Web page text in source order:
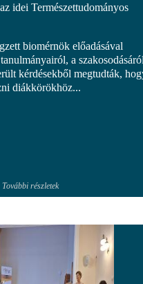
idei Természettudományos
biomérnök előadásával
a
kérdésekből megtudták,
diákkörökhöz...
További részletek